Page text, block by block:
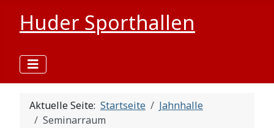
Huder Sporthallen
Aktuelle Seite: Startseite
Jahnhalle
Seminarraum